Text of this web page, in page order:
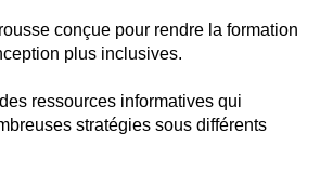
conçue pour rendre la formation
plus inclusives.
ressources informatives qui
stratégies sous différents